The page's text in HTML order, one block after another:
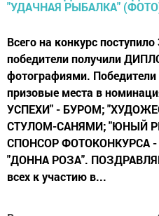
Всего на конкурс
победители получили
фотографиями.
призовые места в
УСПЕХИ" - БУРОМ;
СТУЛОМ-САНЯМИ; "ЮНЫЙ
СПОНСОР ФОТОКОНКУРСА -
"ДОННА РОЗА".
всех к участию в...